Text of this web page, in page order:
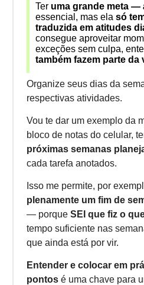
Ter uma grande meta —
essencial, mas ela só
traduzida em atitudes
consegue aproveitar
exceções sem culpa,
também fazem parte da
Organize seus dias da
respectivas atividades.
Vou te dar um exemplo da
bloco de notas do celular,
próximas semanas
cada tarefa anotados.
Isso me permite, por
plenamente um fim de
— porque SEI que fiz o
tempo suficiente nas
que ainda está por vir.
Entender e colocar em
pontosé uma chave para